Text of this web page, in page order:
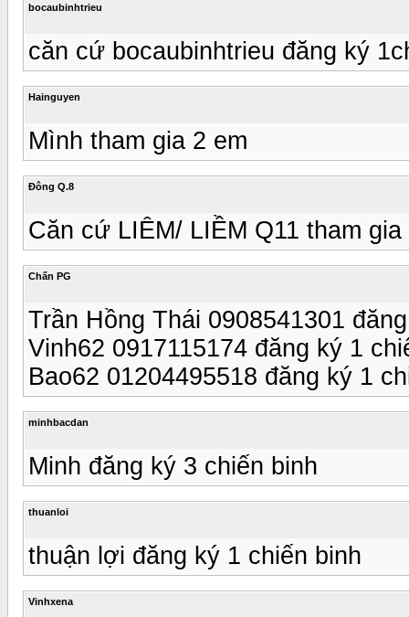
bocaubinhtrieu
căn cứ bocaubinhtrieu đăng ký
Hainguyen
Mình tham gia 2 em
Đông Q.8
Căn cứ LIÊM/ LIỀM Q11 tham
Chấn PG
Trần Hồng Thái 0908541301
Vinh62 0917115174 đăng ký 1
Bao62 01204495518 đăng ký 1
minhbacdan
Minh đăng ký 3 chiến binh
thuanloi
thuận lợi đăng ký 1 chiến binh
Vinhxena